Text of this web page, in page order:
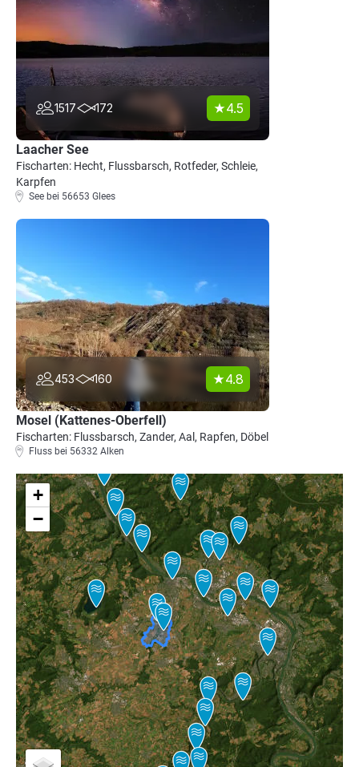
1517 172 4.5
Laacher See
Fischarten: Hecht, Flussbarsch, Rotfeder, Schleie,
Karpfen
See bei 56653 Glees
453 160 4.8
Mosel (Kattenes-Oberfell)
Fischarten: Flussbarsch, Zander, Aal, Rapfen, Döbel
Fluss bei 56332 Alken
+
−